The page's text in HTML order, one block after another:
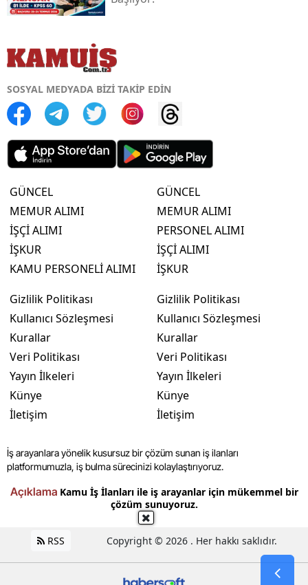
SOSYAL MEDYADA BİZİ TAKİP EDİN
GÜNCEL
MEMUR ALIMI
İŞÇİ ALIMI
İŞKUR
KAMU PERSONELİ ALIMI
GÜNCEL
MEMUR ALIMI
PERSONEL ALIMI
İŞÇİ ALIMI
İŞKUR
Gizlilik Politikası
Kullanıcı Sözleşmesi
Kurallar
Veri Politikası
Yayın İlkeleri
Künye
İletişim
Gizlilik Politikası
Kullanıcı Sözleşmesi
Kurallar
Veri Politikası
Yayın İlkeleri
Künye
İletişim
İş arayanlara yönelik kusursuz bir çözüm sunan iş ilanları
platformumuzla, iş bulma sürecinizi kolaylaştırıyoruz.
Açıklama Kamu İş İlanları ile iş arayanlar için mükemmel bir
çözüm sunuyoruz.
RSS Copyright © 2026 . Her hakkı saklıdır.